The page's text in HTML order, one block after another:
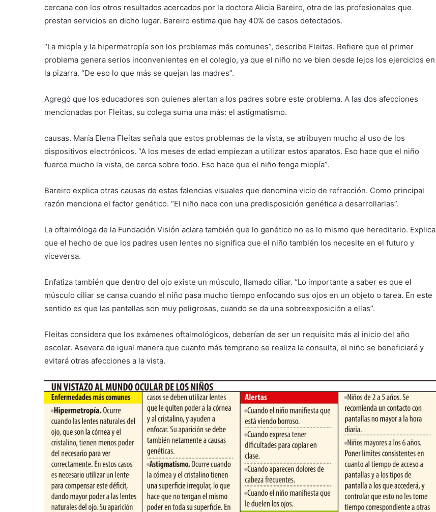
cercana con los otros resultados acercados por la doctora Alicia Bareiro, otra de las profesionales que
prestan servicios en dicho lugar. Bareiro estima que hay 40% de casos detectados.
“La miopía y la hipermetropía son los problemas más comunes”, describe Fleitas. Refiere que el primer
problema genera serios inconvenientes en el colegio, ya que el niño no ve bien desde lejos los ejercicios en
la pizarra. “De eso lo que más se quejan las madres”.
Agregó que los educadores son quienes alertan a los padres sobre este problema. A las dos afecciones
mencionadas por Fleitas, su colega suma una más: el astigmatismo.
causas. María Elena Fleitas señala que estos problemas de la vista, se atribuyen mucho al uso de los
dispositivos electrónicos. “A los meses de edad empiezan a utilizar estos aparatos. Eso hace que el niño
fuerce mucho la vista, de cerca sobre todo. Eso hace que el niño tenga miopía”.
Bareiro explica otras causas de estas falencias visuales que denomina vicio de refracción. Como principal
razón menciona el factor genético. “El niño nace con una predisposición genética a desarrollarlas”.
La oftalmóloga de la Fundación Visión aclara también que lo genético no es lo mismo que hereditario. Explica
que el hecho de que los padres usen lentes no significa que el niño también los necesite en el futuro y
viceversa.
Enfatiza también que dentro del ojo existe un músculo, llamado ciliar. “Lo importante a saber es que el
músculo ciliar se cansa cuando el niño pasa mucho tiempo enfocando sus ojos en un objeto o tarea. En este
sentido es que las pantallas son muy peligrosas, cuando se da una sobreexposición a ellas”.
Fleitas considera que los exámenes oftalmológicos, deberían de ser un requisito más al inicio del año
escolar. Asevera de igual manera que cuanto más temprano se realiza la consulta, el niño se beneficiará y
evitará otras afecciones a la vista.